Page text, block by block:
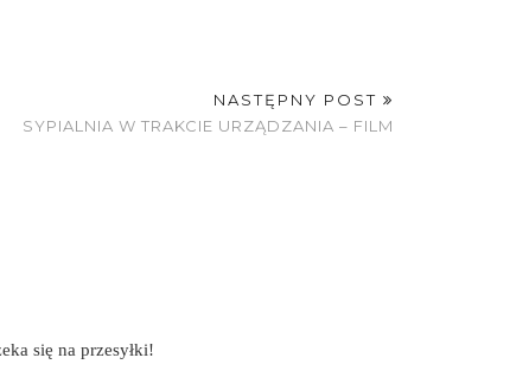
NASTĘPNY POST
SYPIALNIA W TRAKCIE URZĄDZANIA – FILM
się na przesyłki!